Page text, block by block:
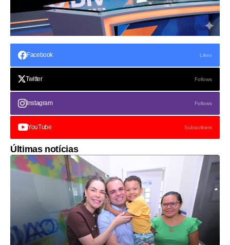
Facebook Likes
Twitter Follows
Instagram Follows
YouTube Subscribers
Últimas notícias